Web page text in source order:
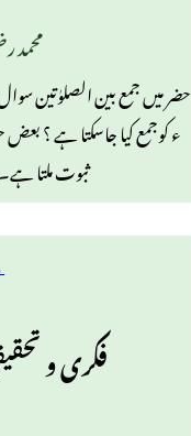
محمد
حضر میں جمع بین الصلوٰتین
ء کوجمع کیا جاسکتا ہے ؟
ثبوت ملتا
فکری و